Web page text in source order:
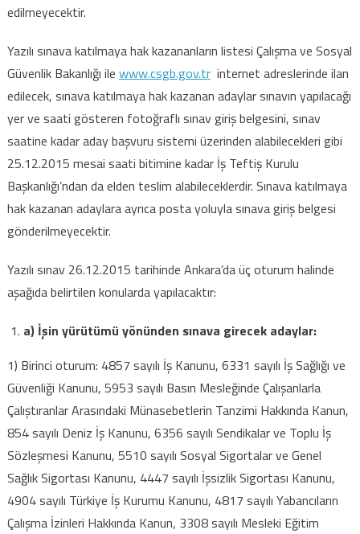
edilmeyecektir.
Yazılı sınava katılmaya hak kazananların listesi Çalışma ve Sosyal
Güvenlik Bakanlığı ile www.csgb.gov.trinternet adreslerinde ilan
edilecek, sınava katılmaya hak kazanan adaylar sınavın yapılacağı
yer ve saati gösteren fotoğraflı sınav giriş belgesini, sınav
saatine kadar aday başvuru sistemi üzerinden alabilecekleri gibi
25.12.2015 mesai saati bitimine kadar İş Teftiş Kurulu
Başkanlığı’ndan da elden teslim alabileceklerdir. Sınava katılmaya
hak kazanan adaylara ayrıca posta yoluyla sınava giriş belgesi
gönderilmeyecektir.
Yazılı sınav 26.12.2015 tarihinde Ankara’da üç oturum halinde
aşağıda belirtilen konularda yapılacaktır:
a) İşin yürütümü yönünden sınava girecek adaylar:
1) Birinci oturum: 4857 sayılı İş Kanunu, 6331 sayılı İş Sağlığı ve
Güvenliği Kanunu, 5953 sayılı Basın Mesleğinde Çalışanlarla
Çalıştıranlar Arasındaki Münasebetlerin Tanzimi Hakkında Kanun,
854 sayılı Deniz İş Kanunu, 6356 sayılı Sendikalar ve Toplu İş
Sözleşmesi Kanunu, 5510 sayılı Sosyal Sigortalar ve Genel
Sağlık Sigortası Kanunu, 4447 sayılı İşsizlik Sigortası Kanunu,
4904 sayılı Türkiye İş Kurumu Kanunu, 4817 sayılı Yabancıların
Çalışma İzinleri Hakkında Kanun, 3308 sayılı Mesleki Eğitim